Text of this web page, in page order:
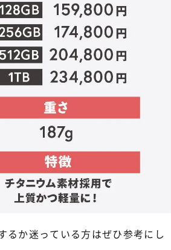
か迷っている方はぜひ参考にし